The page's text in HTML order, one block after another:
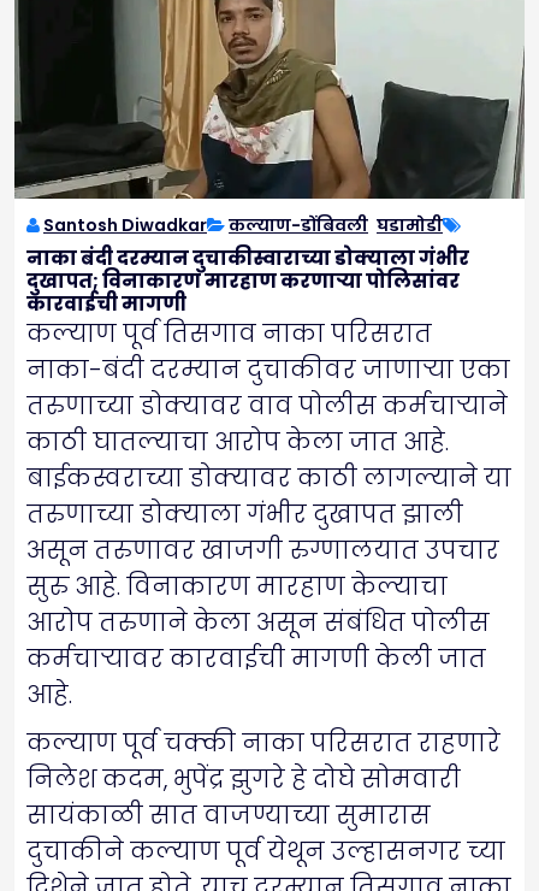
Santosh Diwadkar कल्याण-डोंबिवली घडामोडी
नाका बंदी दरम्यान दुचाकीस्वाराच्या डोक्याला गंभीर
दुखापत; विनाकारण मारहाण करणाऱ्या पोलिसांवर
कारवाईची मागणी
कल्याण पूर्व तिसगाव नाका परिसरात
नाका-बंदी दरम्यान दुचाकीवर जाणाऱ्या एका
तरुणाच्या डोक्यावर वाव पोलीस कर्मचाऱ्याने
काठी घातल्याचा आरोप केला जात आहे.
बाईकस्वराच्या डोक्यावर काठी लागल्याने या
तरुणाच्या डोक्याला गंभीर दुखापत झाली
असून तरुणावर खाजगी रुग्णालयात उपचार
सुरु आहे. विनाकारण मारहाण केल्याचा
आरोप तरुणाने केला असून संबंधित पोलीस
कर्मचाऱ्यावर कारवाईची मागणी केली जात
आहे.
कल्याण पूर्व चक्की नाका परिसरात राहणारे
निलेश कदम, भुपेंद्र झुगरे हे दोघे सोमवारी
सायंकाळी सात वाजण्याच्या सुमारास
दुचाकीने कल्याण पूर्व येथून उल्हासनगर च्या